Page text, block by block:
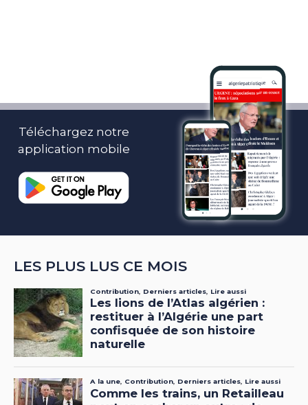
Téléchargez notre
application mobile
LES PLUS LUS CE MOIS